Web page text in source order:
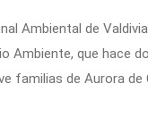
Ambiental de
Ambiente, que hace
familias de Aurora de